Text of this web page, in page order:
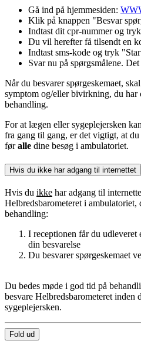
Gå ind på hjemmesiden:
Klik på knappen "Besvar
Indtast dit cpr-nummer og
Du vil herefter få tilsendt en
Indtast sms-kode og tryk
Svar nu på spørgsmålene.
Når du besvarer spørgeskemaet,
symptom og/eller bivirkning, du har
behandling.
For at lægen eller sygeplejersken
fra gang til gang, er det vigtigt, at
føralle dine besøg i ambulatoriet.
Hvis du ikke har adgang til internettet
Hvis du ikke har adgang til
Helbredsbarometeret i ambulatoriet,
behandling:
I receptionen får du
din besvarelse
Du besvarer spørgeskemaet
Du bedes møde i god tid på
besvare Helbredsbarometeret inden
sygeplejersken.
Fold ud